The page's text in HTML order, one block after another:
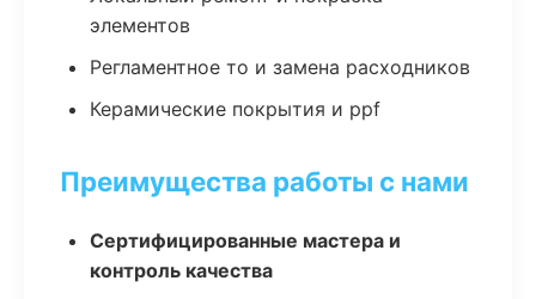
элементов
Регламентное то и замена расходников
Керамические покрытия и ppf
Преимущества работы с нами
Сертифицированные мастера и
контроль качества